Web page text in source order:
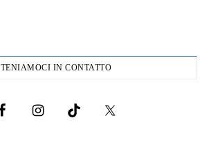
TENIAMOCI IN CONTATTO